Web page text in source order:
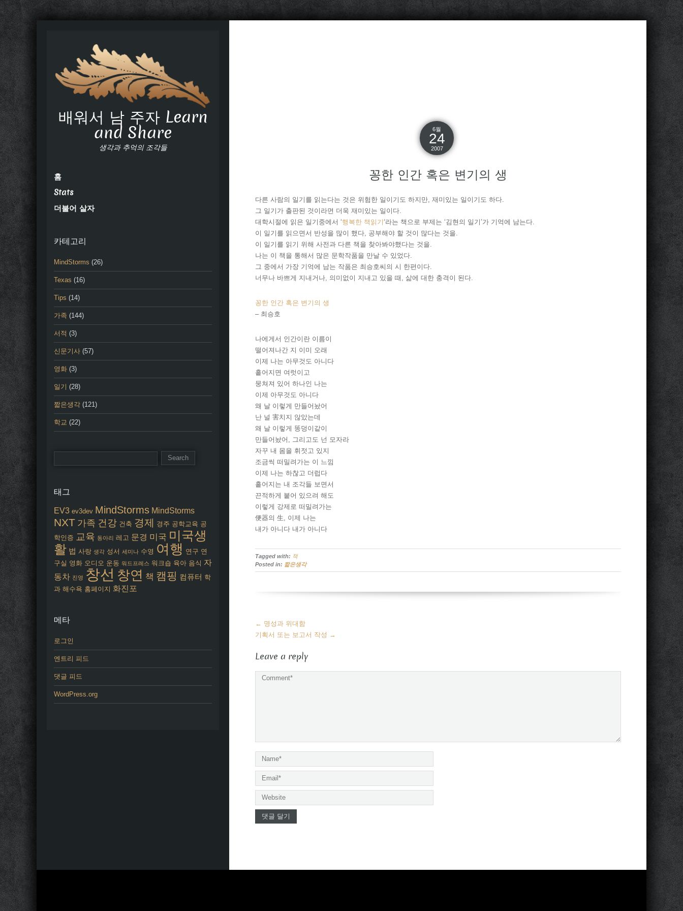
6월
24
2007
꽁한 인간 혹은 변기의 생
다른 사람의 일기를 읽는다는 것은 위험한 일이기도 하지만, 재미있는 일이기도 하다.
그 일기가 출판된 것이라면 더욱 재미있는 일이다.
대학시절에 읽은 일기중에서 ‘행복한 책읽기‘라는 책으로 부제는 ‘김현의 일기’가 기억에 남는다.
이 일기를 읽으면서 반성을 많이 했다, 공부해야 할 것이 많다는 것을.
이 일기를 읽기 위해 사전과 다른 책을 찾아봐야했다는 것을.
나는 이 책을 통해서 많은 문학작품을 만날 수 있었다.
그 중에서 가장 기억에 남는 작품은 최승호씨의 시 한편이다.
너무나 바쁘게 지내거나, 의미없이 지내고 있을 때, 삶에 대한 충격이 된다.
꽁한 인간 혹은 변기의 생
– 최승호
나에게서 인간이란 이름이
떨어져나간 지 이미 오래
이제 나는 아무것도 아니다
흩어지면 여럿이고
뭉쳐져 있어 하나인 나는
이제 아무것도 아니다
왜 날 이렇게 만들어놨어
난 널 害치지 않았는데
왜 날 이렇게 똥덩이같이
만들어놨어, 그리고도 넌 모자라
자꾸 내 몸을 휘젓고 있지
조금씩 떠밀려가는 이 느낌
이제 나는 하찮고 더럽다
흩어지는 내 조각들 보면서
끈적하게 붙어 있으려 해도
이렇게 강제로 떠밀려가는
便器의 生, 이제 나는
내가 아니다 내가 아니다
Tagged with: 책
Posted in: 짧은생각
More
Articles
← 명성과 위대함
기획서 또는 보고서 작성 →
Leave a reply
배워서 남 주자 Learn
and Share
생각과 추억의 조각들
홈
Stats
더불어 살자
카테고리
MindStorms (26)
Texas (16)
Tips (14)
가족 (144)
서적 (3)
신문기사 (57)
영화 (3)
일기 (28)
짧은생각 (121)
학교 (22)
태그
EV3 ev3dev MindStorms MindStorms
NXT 가족 건강 건축 경제 경주 공학교육 공
학인증 교육 동아리 레고 문경 미국 미국생
활 법 사랑 생각 성서 세미나 수영 여행 연구 연
구실 영화 오디오 운동 워드프레스 워크숍 육아 음식 자
동차 진영 창선 창연 책 캠핑 컴퓨터 학
과 해수욕 홈페이지 화진포
메타
로그인
엔트리 피드
댓글 피드
WordPress.org